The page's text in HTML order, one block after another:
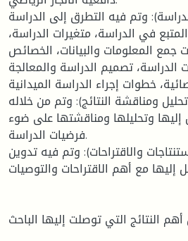
وتم فيه التطرق إلى الدراسة
في الدراسة، متغيرات الدراسة،
جمع المعلومات والبيانات، الخصائص
الدراسة، تصميم الدراسة والمعالجة
خطوات إجراء الدراسة الميدانية
ومناقشة النتائج): وتم من خلاله
إليها وتحليلها ومناقشتها على ضوء
فرضيات الدراسة.
والاقتراحات): وتم فيه تدوين
إليها مع أهم الاقتراحات والتوصيات.
النتائج التي توصلت إليها الباحث :